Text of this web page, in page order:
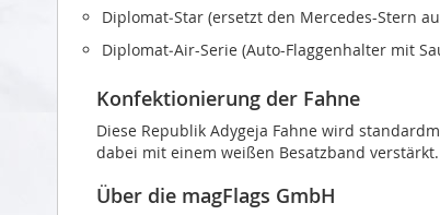
Diplomat‑Star (ersetzt den Mercedes-Stern
Diplomat‑Air-Serie (Auto-Flaggenhalter mit
Konfektionierung der Fahne
Diese Republik Adygeja Fahne wird
dabei mit einem weißen Besatzband
Über die magFlags GmbH